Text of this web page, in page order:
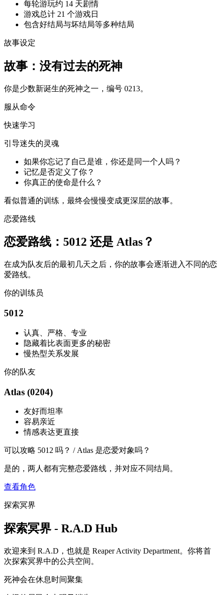
每轮游玩约 14 天剧情
游戏总计 21 个游戏日
包含好结局与坏结局等多种结局
故事设定
故事：没有过去的死神
你是少数新诞生的死神之一，编号 0213。
服从命令
快速学习
引导迷失的灵魂
如果你忘记了自己是谁，你还是同一个人吗？
记忆是否定义了你？
你真正的使命是什么？
看似普通的训练，最终会慢慢变成更深层的故事。
恋爱路线
恋爱路线：5012 还是 Atlas？
在成为队友后的最初几天之后，你的故事会逐渐进入不同的恋
爱路线。
你的训练员
5012
认真、严格、专业
隐藏着比表面更多的秘密
慢热型关系发展
你的队友
Atlas (0204)
友好而坦率
容易亲近
情感表达更直接
可以攻略 5012 吗？ / Atlas 是恋爱对象吗？
是的，两人都有完整恋爱路线，并对应不同结局。
查看角色
探索冥界
探索冥界 - R.A.D Hub
欢迎来到 R.A.D，也就是 Reaper Activity Department。你将首
次探索冥界中的公共空间。
死神会在休息时间聚集